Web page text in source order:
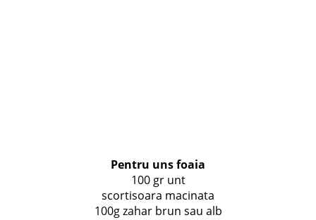
Pentru uns foaia
100 gr unt
scortisoara macinata
100g zahar brun sau alb